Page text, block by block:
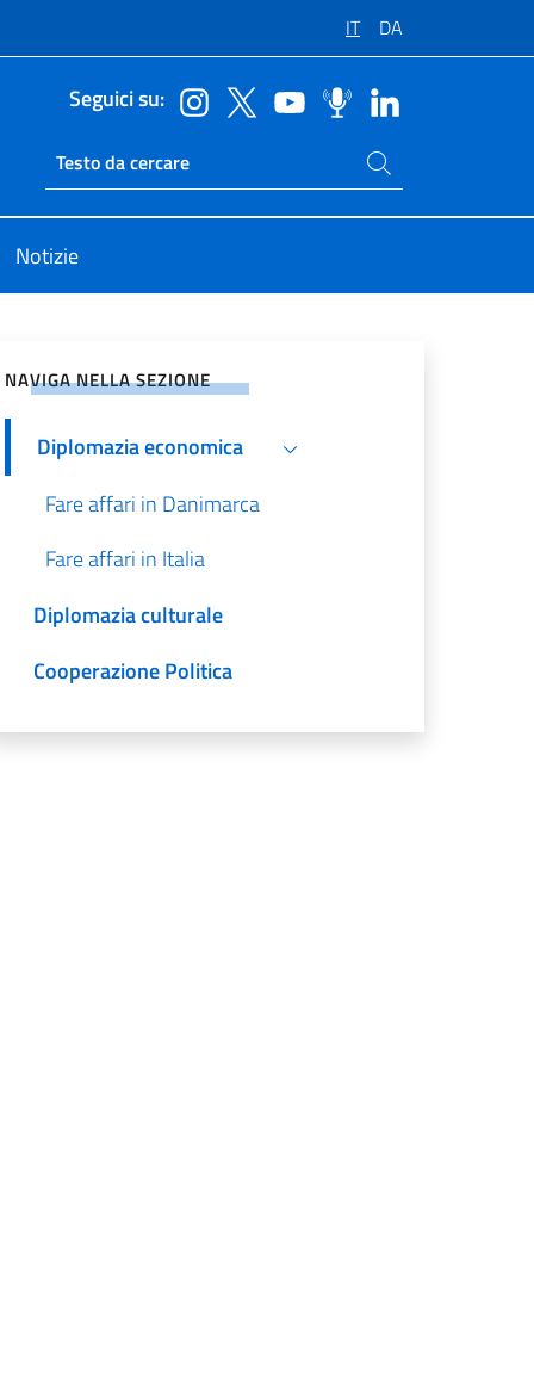
IT DA
Seguici su:
Ricerca sito live
Cerca nel sito
Notizie
NAVIGA NELLA SEZIONE
Diplomazia economica
Fare affari in Danimarca
Fare affari in Italia
Diplomazia culturale
Cooperazione Politica